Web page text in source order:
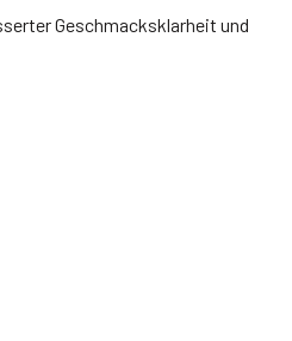
Geschmacksklarheit und